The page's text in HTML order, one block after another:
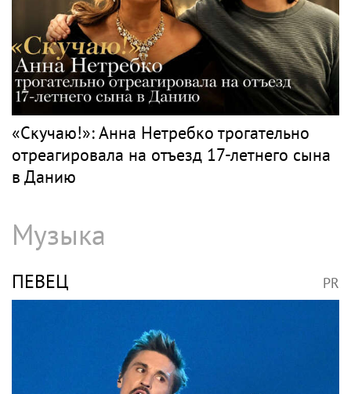
«Скучаю!»: Анна Нетребко трогательно
отреагировала на отъезд 17-летнего сына
в Данию
Музыка
ПЕВЕЦ PR